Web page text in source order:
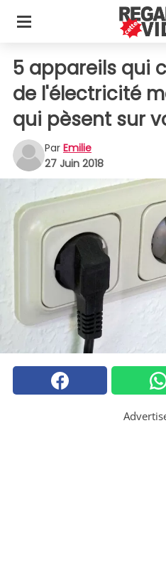
5 appareils qui
de l'électricité
qui pèsent sur
Par Emilie
27 Juin 2018